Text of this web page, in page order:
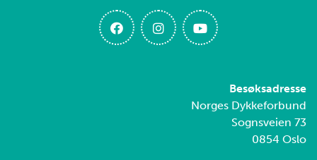
Besøksadresse
Norges Dykkeforbund
Sognsveien 73
0854 Oslo